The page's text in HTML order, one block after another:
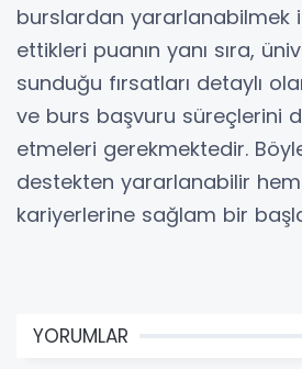
burslardan yararlanabilmek
ettikleri puanın yanı sıra,
sunduğu fırsatları detaylı
ve burs başvuru süreçlerini
etmeleri gerekmektedir.
destekten yararlanabilir
kariyerlerine sağlam bir
YORUMLAR